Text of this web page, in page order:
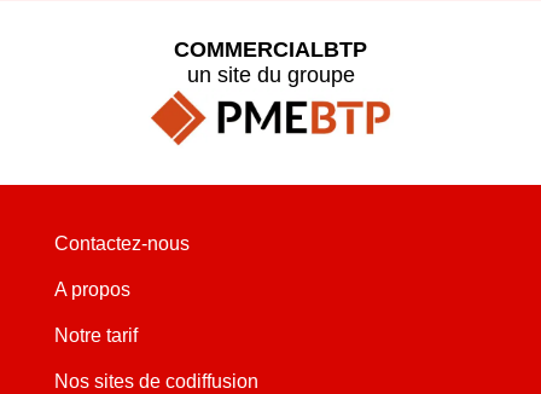
COMMERCIALBTP
un site du groupe
Contactez-nous
A propos
Notre tarif
Nos sites de codiffusion